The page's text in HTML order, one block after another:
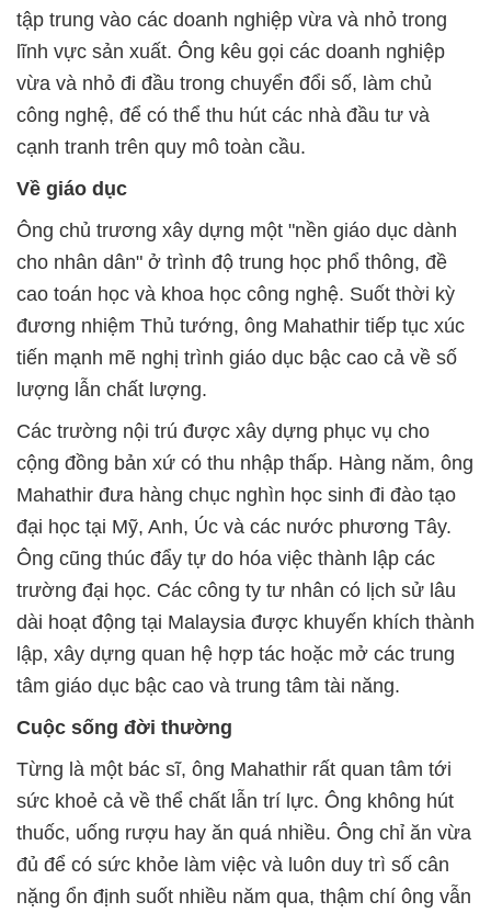
tập trung vào các doanh nghiệp vừa và nhỏ trong
lĩnh vực sản xuất. Ông kêu gọi các doanh nghiệp
vừa và nhỏ đi đầu trong chuyển đổi số, làm chủ
công nghệ, để có thể thu hút các nhà đầu tư và
cạnh tranh trên quy mô toàn cầu.
Về giáo dục
Ông chủ trương xây dựng một "nền giáo dục dành
cho nhân dân" ở trình độ trung học phổ thông, đề
cao toán học và khoa học công nghệ. Suốt thời kỳ
đương nhiệm Thủ tướng, ông Mahathir tiếp tục xúc
tiến mạnh mẽ nghị trình giáo dục bậc cao cả về số
lượng lẫn chất lượng.
Các trường nội trú được xây dựng phục vụ cho
cộng đồng bản xứ có thu nhập thấp. Hàng năm, ông
Mahathir đưa hàng chục nghìn học sinh đi đào tạo
đại học tại Mỹ, Anh, Úc và các nước phương Tây.
Ông cũng thúc đẩy tự do hóa việc thành lập các
trường đại học. Các công ty tư nhân có lịch sử lâu
dài hoạt động tại Malaysia được khuyến khích thành
lập, xây dựng quan hệ hợp tác hoặc mở các trung
tâm giáo dục bậc cao và trung tâm tài năng.
Cuộc sống đời thường
Từng là một bác sĩ, ông Mahathir rất quan tâm tới
sức khoẻ cả về thể chất lẫn trí lực. Ông không hút
thuốc, uống rượu hay ăn quá nhiều. Ông chỉ ăn vừa
đủ để có sức khỏe làm việc và luôn duy trì số cân
nặng ổn định suốt nhiều năm qua, thậm chí ông vẫn